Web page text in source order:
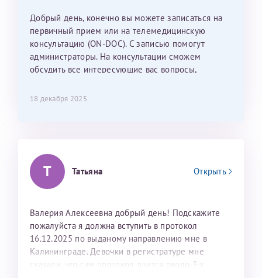
С ней общение было, как с давней знакомой, очень
лёгкое и простое. Вообще в данной клинике весь
персонал очень вежливый и чуткий, прям приятно
находиться. Мы собираемся туда ещё за вторым
ребёнком, и конечно же только к Ринату
26 июля 2026
Добрый день, конечно вы можете записаться на
первичный прием или на телемедицинскую
консультацию (ON-DOC). С записью помогут
администраторы. На консультации сможем
обсудить все интересующие вас вопросы,
18 декабря 2025
Т Татьяна Открыть
Валерия Алексеевна добрый день! Подскажите
пожалуйста я должна вступить в протокол
16.12.2025 по выданому направлению мне в
Калининграде. Девочки в регистратуре мне
сказали, что сам протокол длится около 3-х